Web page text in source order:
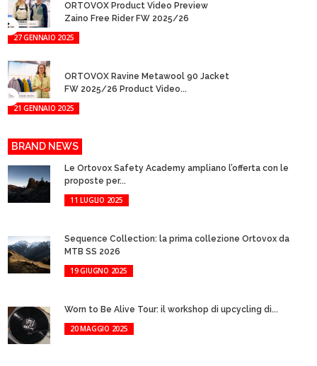
ORTOVOX Product Video Preview
Zaino Free Rider FW 2025/26
27 GENNAIO 2025
ORTOVOX Ravine Metawool 90 Jacket
FW 2025/26 Product Video...
21 GENNAIO 2025
BRAND NEWS
Le Ortovox Safety Academy ampliano l’offerta con le
proposte per...
11 LUGLIO 2025
Sequence Collection: la prima collezione Ortovox da
MTB SS 2026
19 GIUGNO 2025
Worn to Be Alive Tour: il workshop di upcycling di...
20 MAGGIO 2025